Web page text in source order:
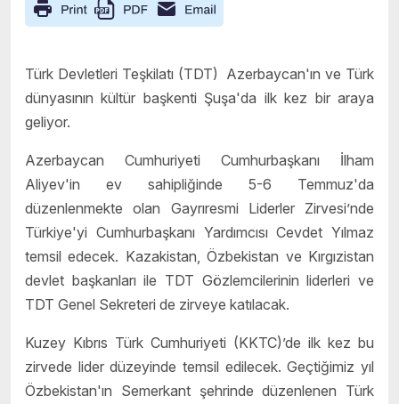
Türk Devletleri Teşkilatı (TDT) Azerbaycan'ın ve Türk
dünyasının kültür başkenti Şuşa'da ilk kez bir araya
geliyor.
Azerbaycan Cumhuriyeti Cumhurbaşkanı İlham
Aliyev'in ev sahipliğinde 5-6 Temmuz'da
düzenlenmekte olan Gayrıresmi Liderler Zirvesi’nde
Türkiye'yi Cumhurbaşkanı Yardımcısı Cevdet Yılmaz
temsil edecek. Kazakistan, Özbekistan ve Kırgızistan
devlet başkanları ile TDT Gözlemcilerinin liderleri ve
TDT Genel Sekreteri de zirveye katılacak.
Kuzey Kıbrıs Türk Cumhuriyeti (KKTC)’de ilk kez bu
zirvede lider düzeyinde temsil edilecek. Geçtiğimiz yıl
Özbekistan'ın Semerkant şehrinde düzenlenen Türk